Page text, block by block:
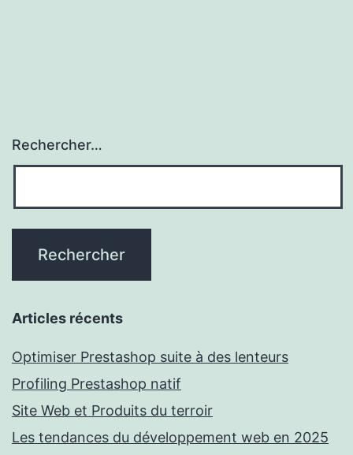
Rechercher…
Articles récents
Optimiser Prestashop suite à des lenteurs
Profiling Prestashop natif
Site Web et Produits du terroir
Les tendances du développement web en 2025